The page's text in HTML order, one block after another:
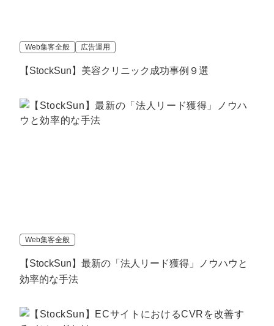
常勤監査役
募集要項一覧
Web集客全般 広告運用
【StockSun】美容クリニック成功事例９選
Web集客全般
【StockSun】最新の「法人リード獲得」ノウハウと
効率的な手法